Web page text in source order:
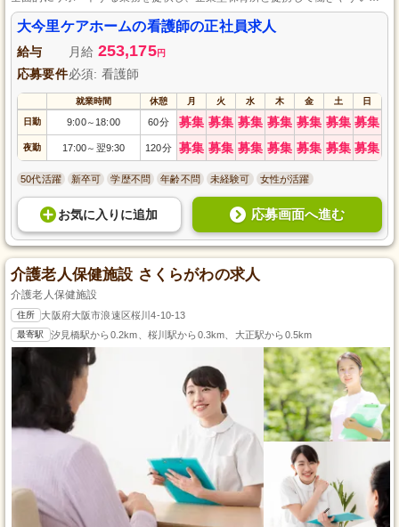
境を用意しています。
大今里ケアホームの看護師の正社員求人
給与 月給 253,175円
応募要件必須: 看護師
就業時間 休憩 月 火 水 木 金 土 日
日勤 9:00～ 18:00 60分 募集 募集 募集 募集 募集 募集 募集
夜勤 17:00～ 翌9:30 120分 募集 募集 募集 募集 募集 募集 募集
50代活躍 新卒可 学歴不問 年齢不問 未経験可 女性が活躍
お気に入り に追加 応募画面へ進む
介護老人保健施設 さくらがわの求人
介護老人保健施設
住所 大阪府大阪市浪速区桜川4-10-13
最寄駅 汐見橋駅から0.2km、桜川駅から0.3km、大正駅から0.5km